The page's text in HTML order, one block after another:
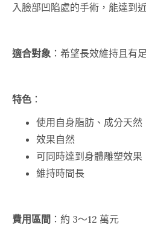
入臉部凹陷處的手術，能達到
適合對象 ：希望長效維持且有
特色 ：
使用自身脂肪、成分天然
效果自然
可同時達到身體雕塑效果
維持時間長
費用區間 ：約 3～12 萬元